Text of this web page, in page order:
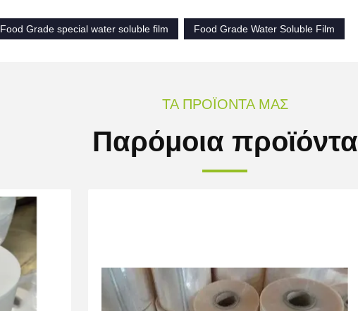
Food Grade special water soluble film Food Grade Water Soluble Film
ΤΑ ΠΡΟΪΌΝΤΑ ΜΑΣ
Παρόμοια προϊόντα